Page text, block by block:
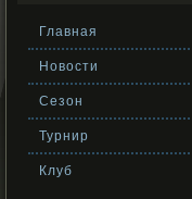
Главная
Новости
Сезон
Турнир
Клуб